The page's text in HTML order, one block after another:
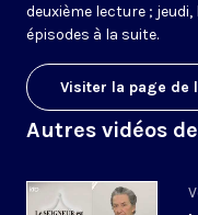
deuxième lecture ;
épisodes à la suite.
Visiter la page de
Autres vidéos